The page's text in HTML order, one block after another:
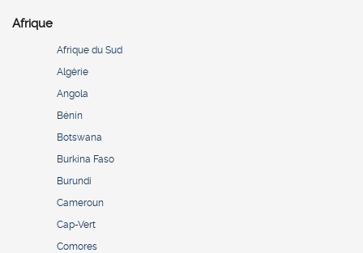
Afrique
Afrique du Sud
Algérie
Angola
Bénin
Botswana
Burkina Faso
Burundi
Cameroun
Cap-Vert
Comores